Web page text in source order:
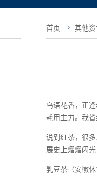
首页 其他
鸟语花香，正
耗用主力。我
说到红茶，很
展史上熠熠闪
乳豆茶（安徽休